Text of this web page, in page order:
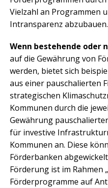
Vielzahl an Programmen
Intransparenz abzubauen.
Wenn bestehende oder
auf die Gewährung von
werden, bietet sich
aus einer pauschalierten
strategischen
Kommunen durch die
Gewährung
für investive
Kommunen an. Diese
Förderbanken
Förderung ist im Rahmen
Förderprogramme auf